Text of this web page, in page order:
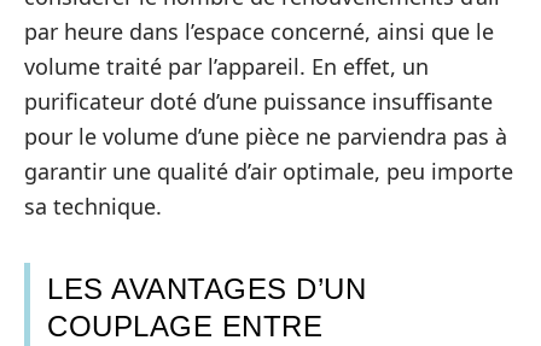
par heure dans l’espace concerné, ainsi que le
volume traité par l’appareil. En effet, un
purificateur doté d’une puissance insuffisante
pour le volume d’une pièce ne parviendra pas à
garantir une qualité d’air optimale, peu importe
sa technique.
LES AVANTAGES D’UN
COUPLAGE ENTRE